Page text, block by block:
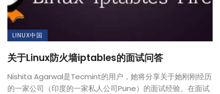
LINUX中国
关于Linux防火墙iptables的面试问答
Nishita Agarwal是Tecmint的用户，她将分享关于她刚刚经历
的一家公司（印度的一家私人公司Pune）的面试经验。在面试